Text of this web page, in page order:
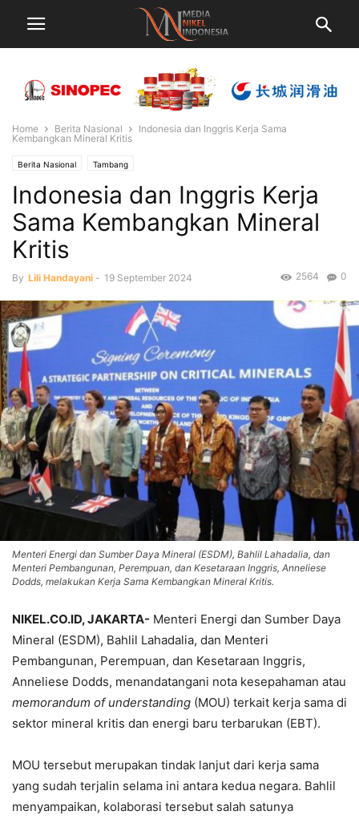
Home Berita Nasional
Indonesia dan Inggris Kerja Sama
Kembangkan Mineral Kritis
Berita Nasional Tambang
Indonesia dan Inggris Kerja
Sama Kembangkan Mineral
Kritis
By Lili Handayani - 19 September 2024 0
2564
Menteri Energi dan Sumber Daya Mineral (ESDM), Bahlil Lahadalia, dan
Menteri Pembangunan, Perempuan, dan Kesetaraan Inggris, Anneliese
Dodds, melakukan Kerja Sama Kembangkan Mineral Kritis.
NIKEL.CO.ID, JAKARTA- Menteri Energi dan Sumber Daya
Mineral (ESDM), Bahlil Lahadalia, dan Menteri
Pembangunan, Perempuan, dan Kesetaraan Inggris,
Anneliese Dodds, menandatangani nota kesepahaman atau
memorandum of understanding (MOU) terkait kerja sama di
sektor mineral kritis dan energi baru terbarukan (EBT).
MOU tersebut merupakan tindak lanjut dari kerja sama
yang sudah terjalin selama ini antara kedua negara. Bahlil
menyampaikan, kolaborasi tersebut salah satunya